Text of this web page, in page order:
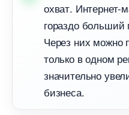
охват. Интернет-
ораздо больший
Через них можно
только в одном
значительно
изнеса.